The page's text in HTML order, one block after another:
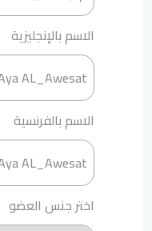
الاسم بالإنجليزية
الاسم بالفرنسية
اختر جنس العضو